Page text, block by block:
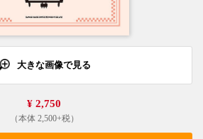
大きな画像で見る
¥ 2,750
（本体 2,500+税）